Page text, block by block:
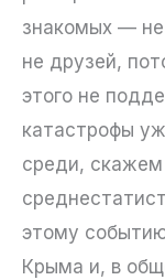
знакомых — не
не друзей,
этого не
катастрофы
среди, скажем
этому
Крыма и, в